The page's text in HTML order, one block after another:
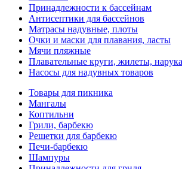
Принадлежности к бассейнам
Антисептики для бассейнов
Матраcы надувные, плоты
Очки и маски для плавания, ласты
Мячи пляжные
Плавательные круги, жилеты,
Насосы для надувных товаров
Товары для пикника
Мангалы
Коптильни
Грили, барбекю
Решетки для барбекю
Печи-барбекю
Шампуры